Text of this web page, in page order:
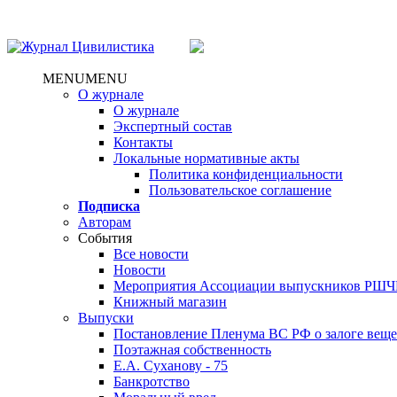
MENUMENU
О журнале
О журнале
Экспертный состав
Контакты
Локальные нормативные акты
Политика конфиденциальности
Пользовательское соглашение
Подписка
Авторам
Cобытия
Все новости
Новости
Мероприятия Ассоциации выпускников
Книжный магазин
Выпуски
Постановление Пленума ВС РФ о залоге
Поэтажная собственность
Е.А. Суханову - 75
Банкротство